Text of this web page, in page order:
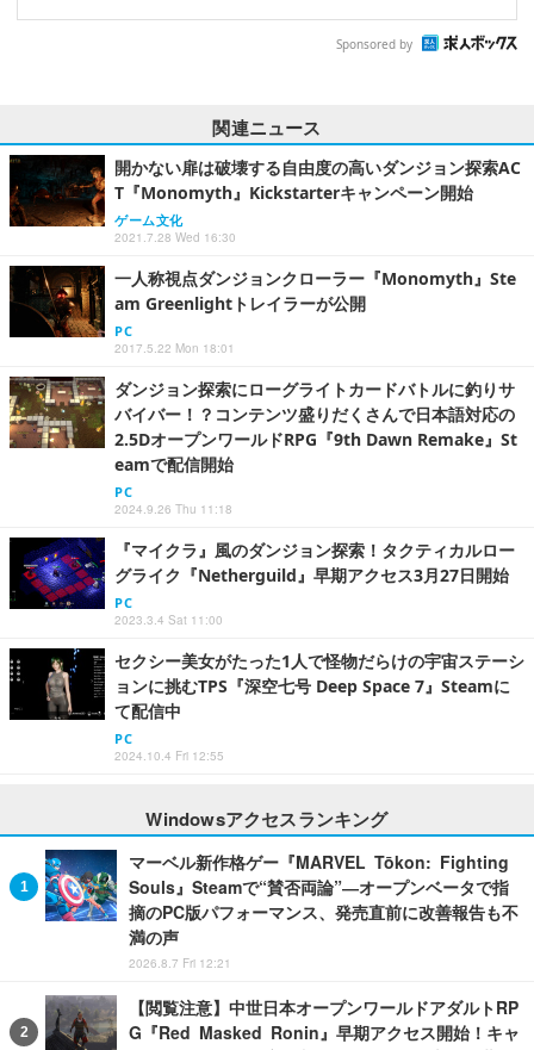
Sponsored by
関連ニュース
開かない扉は破壊する自由度の高いダンジョン探索AC
T『Monomyth』Kickstarterキャンペーン開始
ゲーム文化
2021.7.28 Wed 16:30
一人称視点ダンジョンクローラー『Monomyth』Ste
am Greenlightトレイラーが公開
PC
2017.5.22 Mon 18:01
ダンジョン探索にローグライトカードバトルに釣りサ
バイバー！？コンテンツ盛りだくさんで日本語対応の
2.5DオープンワールドRPG『9th Dawn Remake』St
eamで配信開始
PC
2024.9.26 Thu 11:18
『マイクラ』風のダンジョン探索！タクティカルロー
グライク『Netherguild』早期アクセス3月27日開始
PC
2023.3.4 Sat 11:00
セクシー美女がたった1人で怪物だらけの宇宙ステーシ
ョンに挑むTPS『深空七号 Deep Space 7』Steamに
て配信中
PC
2024.10.4 Fri 12:55
Windowsアクセスランキング
マーベル新作格ゲー『MARVEL Tōkon: Fighting
Souls』Steamで“賛否両論”―オープンベータで指
摘のPC版パフォーマンス、発売直前に改善報告も不
満の声
2026.8.7 Fri 12:21
【閲覧注意】中世日本オープンワールドアダルトRP
G『Red Masked Ronin』早期アクセス開始！キャ